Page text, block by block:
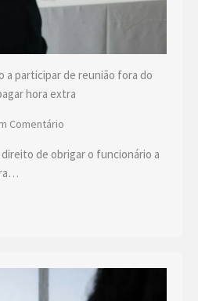
a participar de reunião fora do
hora extra
Comentário
de obrigar o funcionário a